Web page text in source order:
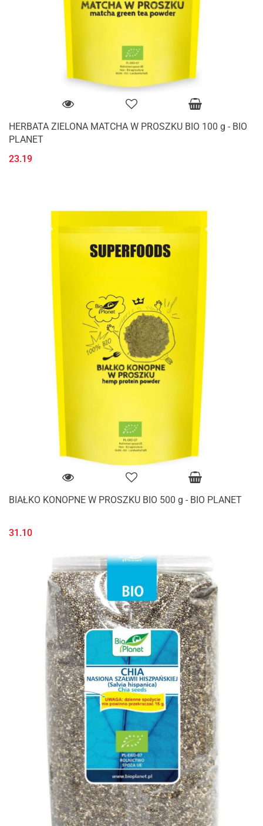
HERBATA ZIELONA MATCHA W PROSZKU BIO 100 g - BIO
PLANET
23.19
BIAŁKO KONOPNE W PROSZKU BIO 500 g - BIO PLANET
31.10